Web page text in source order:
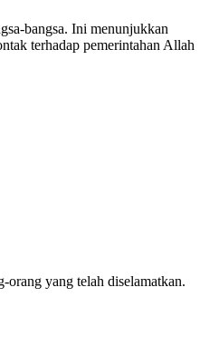
bangsa. Ini menunjukkan
terhadap pemerintahan Allah
orang yang telah diselamatkan.